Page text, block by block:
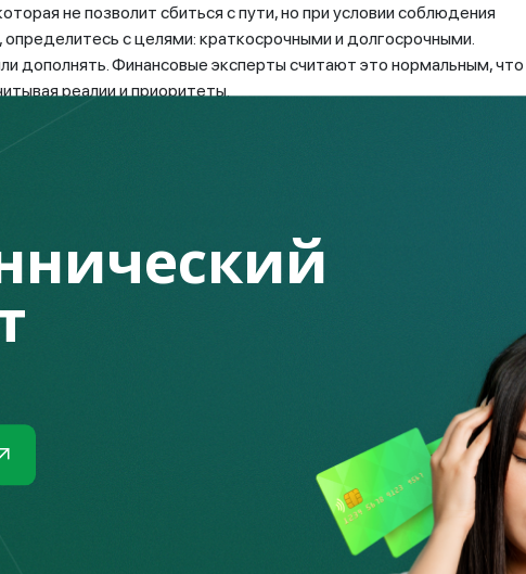
не позволит сбиться с пути, но при условии соблюдения
с целями: краткосрочными и долгосрочными.
дополнять. Финансовые эксперты считают это нормальным, что
реалии и приоритеты.
план и помните, что планирование расходов и
от ненужных трат, начните
различные способы получения пассивного
всегда под рукой, можно хранить их в разной валюте. Вдруг
иные непредвиденные обстоятельства.
на фондовом рынке, которых привлекает падение
трейдерам, чтобы не испытать разочарование в
портфелем не следует поддаваться эмоциям, которые могут
на финансовые результаты инвестиций в будущем. Разумнее